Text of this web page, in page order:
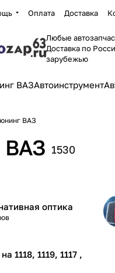
Оплата Доставка
Любые
Доставка по
зарубежью
ВАЗАвтоинструмент
ВАЗ
ВАЗ 1530
оптика
1117 ,